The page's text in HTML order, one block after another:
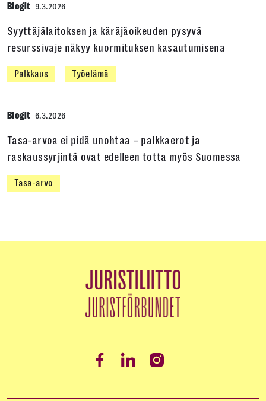
Blogit 9.3.2026
Syyttäjälaitoksen ja käräjäoikeuden pysyvä
resurssivaje näkyy kuormituksen kasautumisena
Palkkaus Työelämä
Blogit 6.3.2026
Tasa-arvoa ei pidä unohtaa – palkkaerot ja
raskaussyrjintä ovat edelleen totta myös Suomessa
Tasa-arvo